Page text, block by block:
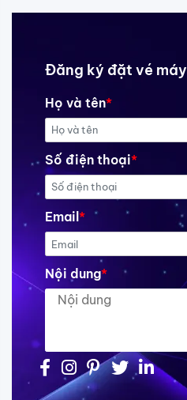
Đăng ký đặt vé
Họ và tên*
Số điện thoại*
Email *
Nội dung*